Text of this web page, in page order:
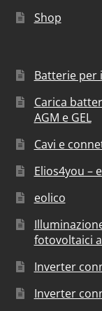
Shop
Batterie per
Carica
AGM e GEL
Cavi e
Elios4you –
eolico
fotovoltaici
Inverter
Inverter